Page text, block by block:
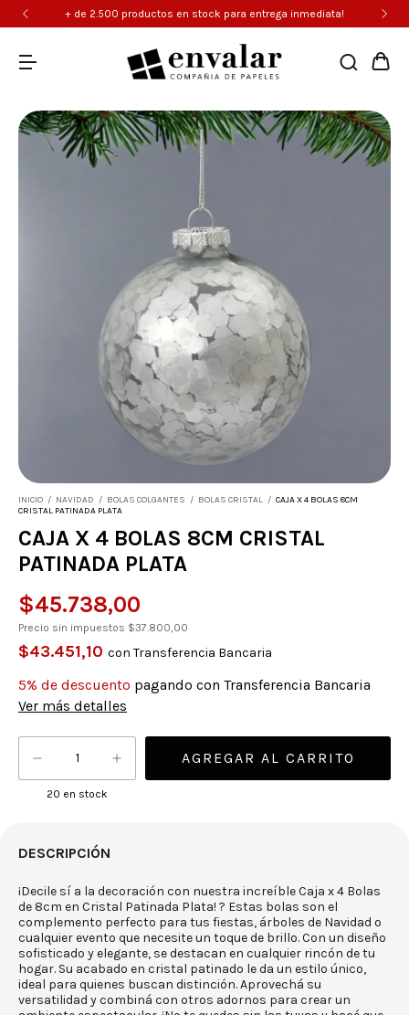
+ de 2.500 productos en stock para entrega inmediata!
INICIO / NAVIDAD / BOLAS COLGANTES / BOLAS CRISTAL / CAJA X 4 BOLAS 8CM
CRISTAL PATINADA PLATA
CAJA X 4 BOLAS 8CM CRISTAL
PATINADA PLATA
$45.738,00
Precio sin impuestos $37.800,00
$43.451,10 con Transferencia Bancaria
5% de descuento pagando con Transferencia Bancaria
Ver más detalles
20 en stock
DESCRIPCIÓN
¡Decile sí a la decoración con nuestra increíble Caja x 4 Bolas
de 8cm en Cristal Patinada Plata! ? Estas bolas son el
complemento perfecto para tus fiestas, árboles de Navidad o
cualquier evento que necesite un toque de brillo. Con un diseño
sofisticado y elegante, se destacan en cualquier rincón de tu
hogar. Su acabado en cristal patinado le da un estilo único,
ideal para quienes buscan distinción. Aprovechá su
versatilidad y combiná con otros adornos para crear un